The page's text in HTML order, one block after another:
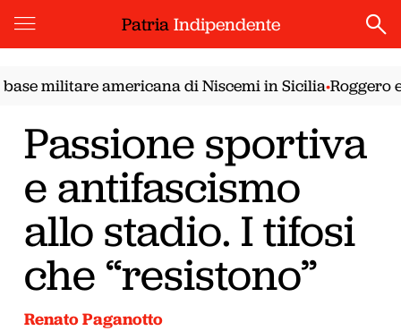
PatriaIndipendente
americana di Niscemi in Sicilia •Roggero e
Passione sportiva
e antifascismo
allo stadio. I tifosi
che “resistono”
Renato Paganotto